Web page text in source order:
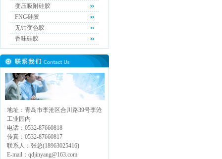
变压吸附硅胶
FNG硅胶
无钴变色胶
香味硅胶
地址：青岛市李沧区合川路39号李沧
工业园内
电话：0532-87660818
传真：0532-87660817
联系人：张总(18963025416)
E-mail：qdjinyang@163.com